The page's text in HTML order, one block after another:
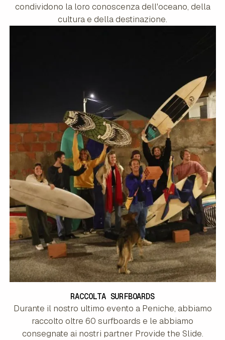
condividono la loro conoscenza dell'oceano, della
cultura e della destinazione.
RACCOLTA SURFBOARDS
Durante il nostro ultimo evento a Peniche, abbiamo
raccolto oltre 60 surfboards e le abbiamo
consegnate ai nostri partner Provide the Slide.